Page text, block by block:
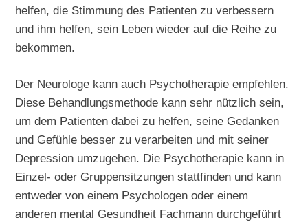
helfen, die Stimmung des Patienten zu verbessern
und ihm helfen, sein Leben wieder auf die Reihe zu
bekommen.
Der Neurologe kann auch Psychotherapie empfehlen.
Diese Behandlungsmethode kann sehr nützlich sein,
um dem Patienten dabei zu helfen, seine Gedanken
und Gefühle besser zu verarbeiten und mit seiner
Depression umzugehen. Die Psychotherapie kann in
Einzel- oder Gruppensitzungen stattfinden und kann
entweder von einem Psychologen oder einem
anderen mental Gesundheit Fachmann durchgeführt